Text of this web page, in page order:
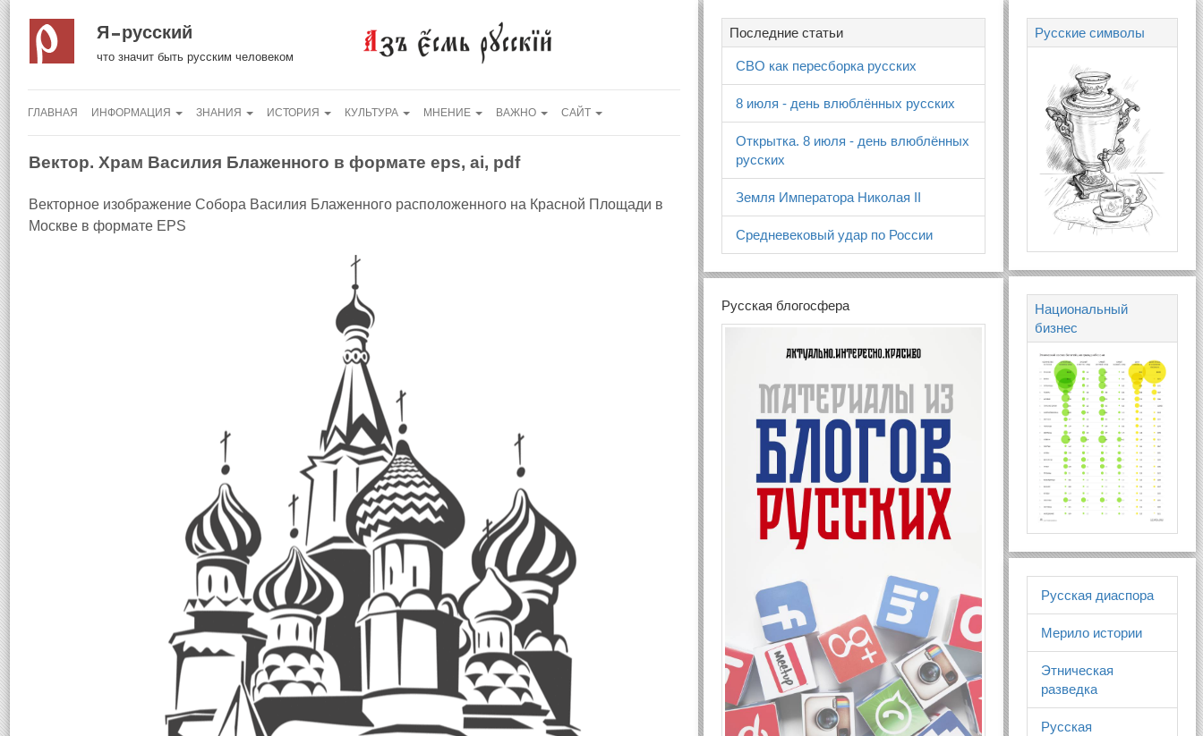
Я русский
что значит быть русским человеком
ГЛАВНАЯ ИНФОРМАЦИЯ ЗНАНИЯ ИСТОРИЯ КУЛЬТУРА МНЕНИЕ ВАЖНО САЙТ
Вектор. Храм Василия Блаженного в формате eps, ai, pdf
Векторное изображение Собора Василия Блаженного расположенного на Красной Площади в
Москве в формате EPS
Последние статьи
СВО как пересборка русских
8 июля - день влюблённых русских
Открытка. 8 июля - день влюблённых
русских
Земля Императора Николая II
Средневековый удар по России
Русская блогосфера
Русские символы
Национальный
бизнес
Русская диаспора
Мерило истории
Этническая
разведка
Русская